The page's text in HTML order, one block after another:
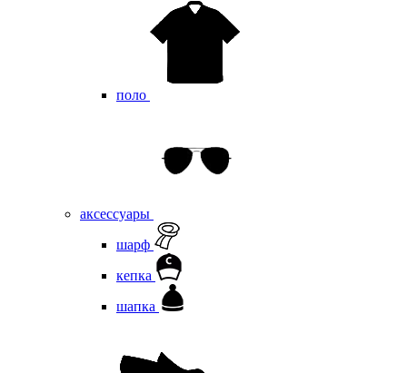
поло
аксессуары
шарф
кепка
шапка